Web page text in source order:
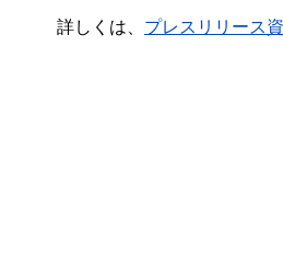
詳しくは、 プレスリリース